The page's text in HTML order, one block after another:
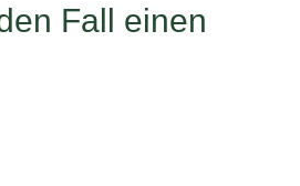
Fall einen